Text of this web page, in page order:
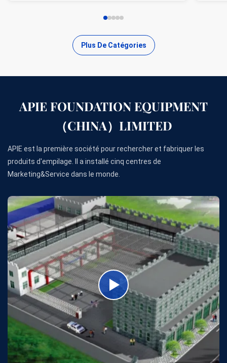
Plus De Catégories
APIE FOUNDATION EQUIPMENT
（CHINA）LIMITED
APIE est la première société pour rechercher et fabriquer les
produits d'empilage. Il a installé cinq centres de
Marketing&Service dans le monde.